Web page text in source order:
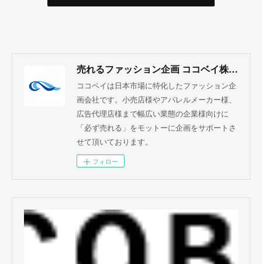
売れるファッション企画 ココベイ株式会社
ココベイは日本市場に特化したファッション企
画会社です。小売店様やアパレルメーカー様、
広告代理店様まで幅広い業態の企業様向けに
「必ず売れる」をモットーに企画をサポートさ
せて頂いております。
フォロー